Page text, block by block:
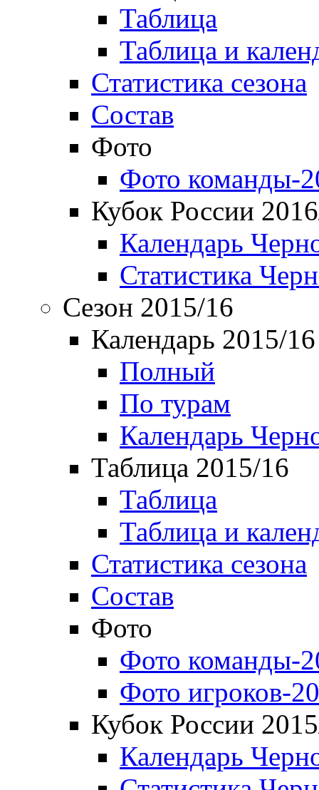
Таблица
Таблица и
Статистика сезона
Состав
Фото
Фото команды-
Кубок России
Календарь
Статистика
Сезон 2015/16
Календарь 2015/16
Полный
По турам
Календарь
Таблица 2015/16
Таблица
Таблица и
Статистика сезона
Состав
Фото
Фото команды-
Фото игроков-
Кубок России
Календарь